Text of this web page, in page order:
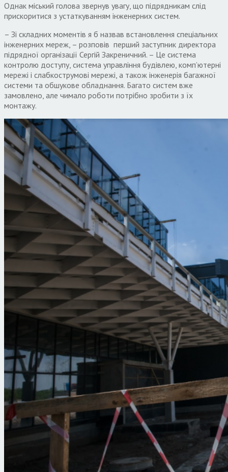
Однак міський голова звернув увагу, що підрядникам слід
прискоритися з устаткуванням інженерних систем.
– Зі складних моментів я б назвав встановлення спеціальних
інженерних мереж, – розповів перший заступник директора
підрядної організації Сергій Закреничний. – Це система
контролю доступу, система управління будівлею, комп’ютерні
мережі і слабкострумові мережі, а також інженерія багажної
системи та обшукове обладнання. Багато систем вже
замовлено, але чимало роботи потрібно зробити з їх
монтажу.